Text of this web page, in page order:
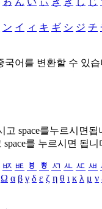
ン イ ィ キ ギ シ ジ チ
국어를 변환할 수 있습
고 space를누르시면됩
를 누르시면 됩니
ㅶ ㅷ ㅸ ㅹ ㅺ ㅻ ㅼ ㅽ
Ω α β γ δ ε ζ η θ ι κ λ μ ν